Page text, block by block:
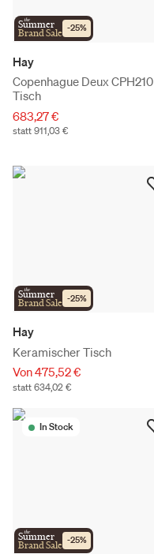
the
Summer
Brand Sale -25%
Hay
Copenhague Deux CPH210
Tisch
683,27 €
statt 911,03 €
the
Summer
Brand Sale -25%
Hay
Keramischer Tisch
Von 475,52 €
statt 634,02 €
In Stock
the
Summer
Brand Sale -25%